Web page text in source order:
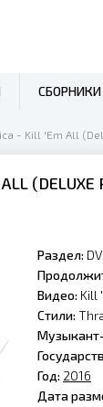
- Kill 'Em All
(DELUXE
Раздел:
Видео: Kill
Стили:
Год: 2016
Дата